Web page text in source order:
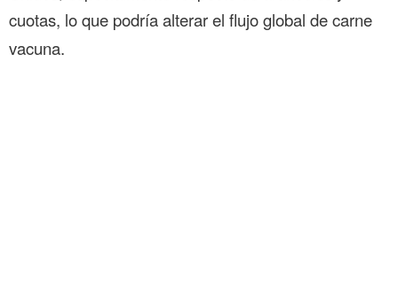
cuotas, lo que podría alterar el flujo global de carne
vacuna.